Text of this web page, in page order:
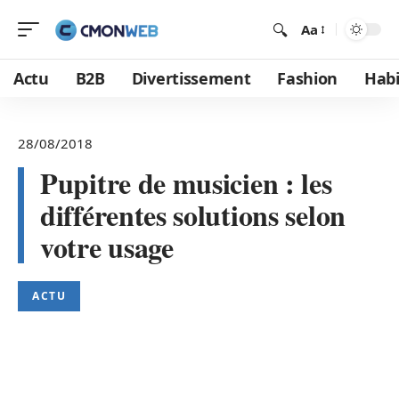
Aa
Actu B2B Divertissement Fashion
28/08/2018
Pupitre de musicien : les
différentes solutions selon
votre usage
ACTU